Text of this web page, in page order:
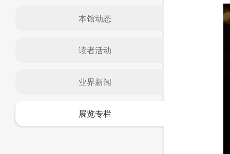
本馆动态
读者活动
业界新闻
展览专栏